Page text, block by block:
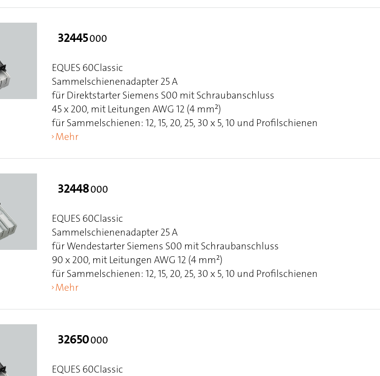
32445000
EQUES 60Classic
Sammelschienenadapter 25 A
für Direktstarter Siemens S00 mit Schraubanschluss
45 x 200, mit Leitungen AWG 12 (4 mm²)
für Sammelschienen: 12, 15, 20, 25, 30 x 5, 10 und Profilschienen
Mehr
32448000
EQUES 60Classic
Sammelschienenadapter 25 A
für Wendestarter Siemens S00 mit Schraubanschluss
90 x 200, mit Leitungen AWG 12 (4 mm²)
für Sammelschienen: 12, 15, 20, 25, 30 x 5, 10 und Profilschienen
Mehr
32650000
EQUES 60Classic